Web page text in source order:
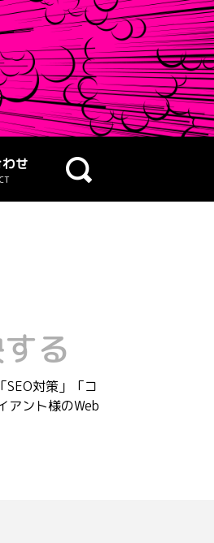
せ
る
対策」「コ
アント様のWeb